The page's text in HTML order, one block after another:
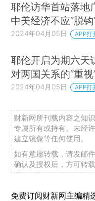
耶伦访华首站落地
中美经济不应“脱钩
2024年04月05日 APP打
耶伦开启为期六天
对两国关系的“重视
2024年04月05日 APP打
财新网所刊载内容之知
专属所有或持有。未经
建立镜像等任何使用。
如有意愿转载，请发邮
确认及授权后，方可转载
免费订阅财新网主编精